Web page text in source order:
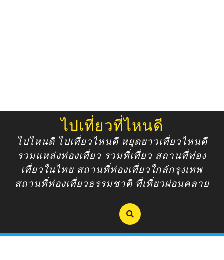
content
ไปเที่ยวที่ไหนดี
ไปไหนดี ไปเที่ยวไหนดี หยุดยาวเที่ยวไหนดี
รวมแหล่งท่องเที่ยว รวมที่เที่ยว สถานที่ท่อง
เที่ยวในไทย สถานที่ท่องเที่ยวใกล้กรุงเทพ
สถานที่ท่องเที่ยวธรรมชาติ ที่เที่ยวผ่อนคลาย